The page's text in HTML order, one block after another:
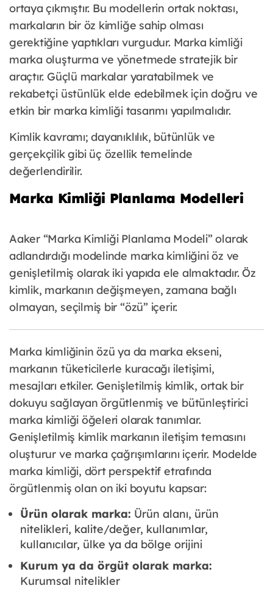
ortaya çıkmıştır. Bu modellerin ortak noktası,
markaların bir öz kimliğe sahip olması
gerektiğine yaptıkları vurgudur. Marka kimliği
marka oluşturma ve yönetmede stratejik bir
araçtır. Güçlü markalar yaratabilmek ve
rekabetçi üstünlük elde edebilmek için doğru ve
etkin bir marka kimliği tasarımı yapılmalıdır.
Kimlik kavramı; dayanıklılık, bütünlük ve
gerçekçilik gibi üç özellik temelinde
değerlendirilir.
Marka Kimliği Planlama Modelleri
Aaker “Marka Kimliği Planlama Modeli” olarak
adlandırdığı modelinde marka kimliğini öz ve
genişletilmiş olarak iki yapıda ele almaktadır. Öz
kimlik, markanın değişmeyen, zamana bağlı
olmayan, seçilmiş bir “özü” içerir.
Marka kimliğinin özü ya da marka ekseni,
markanın tüketicilerle kuracağı iletişimi,
mesajları etkiler. Genişletilmiş kimlik, ortak bir
dokuyu sağlayan örgütlenmiş ve bütünleştirici
marka kimliği öğeleri olarak tanımlar.
Genişletilmiş kimlik markanın iletişim temasını
oluşturur ve marka çağrışımlarını içerir. Modelde
marka kimliği, dört perspektif etrafında
örgütlenmiş olan on iki boyutu kapsar:
Ürün olarak marka: Ürün alanı, ürün
nitelikleri, kalite/değer, kullanımlar,
kullanıcılar, ülke ya da bölge orijini
Kurum ya da örgüt olarak marka:
Kurumsal nitelikler